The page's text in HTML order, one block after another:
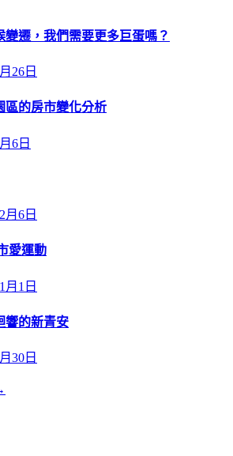
變遷，我們需要更多巨蛋嗎？
26日
區的房市變化分析
6日
月6日
愛運動
月1日
響的新青安
30日